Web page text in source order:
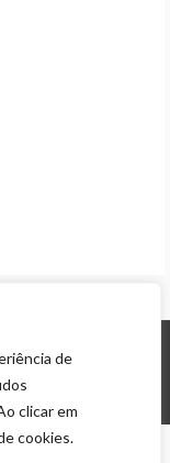
de
clicar em
cookies.